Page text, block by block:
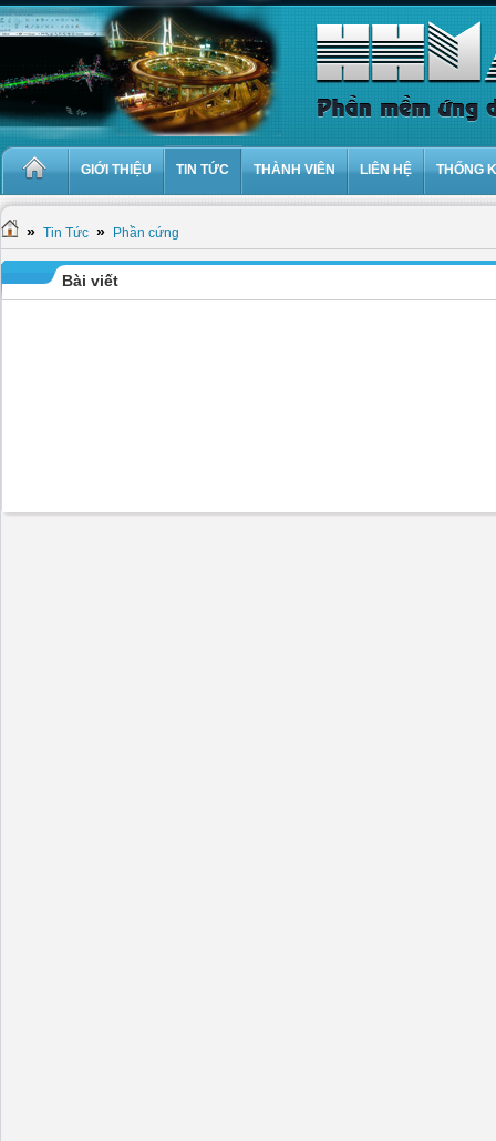
GIỚI THIỆU TIN TỨC THÀNH VIÊN LIÊN HỆ THỐNG
» Tin Tức » Phần cứng
Bài viết